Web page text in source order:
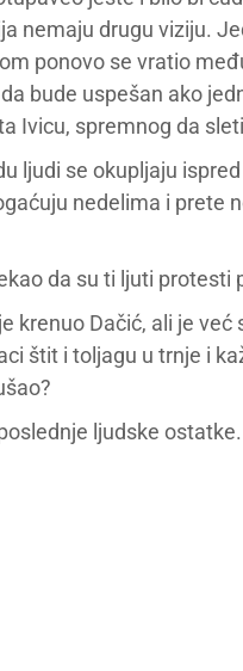
nemaju drugu viziju.
ponovo se vratio
bude uspešan ako
Ivicu, spremnog da
ljudi se okupljaju
nedelima i prete
da su ti ljuti
krenuo Dačić, ali je
štit i toljagu u trnje i
ljudske